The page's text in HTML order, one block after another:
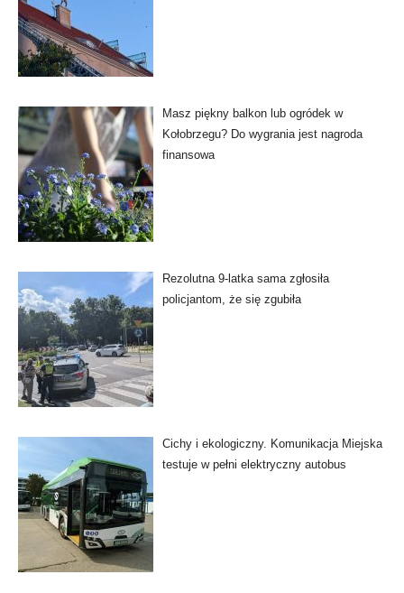
Masz piękny balkon lub ogródek w
Kołobrzegu? Do wygrania jest nagroda
finansowa
Rezolutna 9-latka sama zgłosiła
policjantom, że się zgubiła
Cichy i ekologiczny. Komunikacja Miejska
testuje w pełni elektryczny autobus